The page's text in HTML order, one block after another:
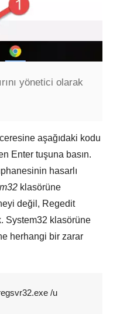
yönetici olarak
aşağıdaki kodu
Enter tuşuna basın.
hasarlı
klasörüne
değil, Regedit
System32 klasörüne
herhangi bir zarar
/u